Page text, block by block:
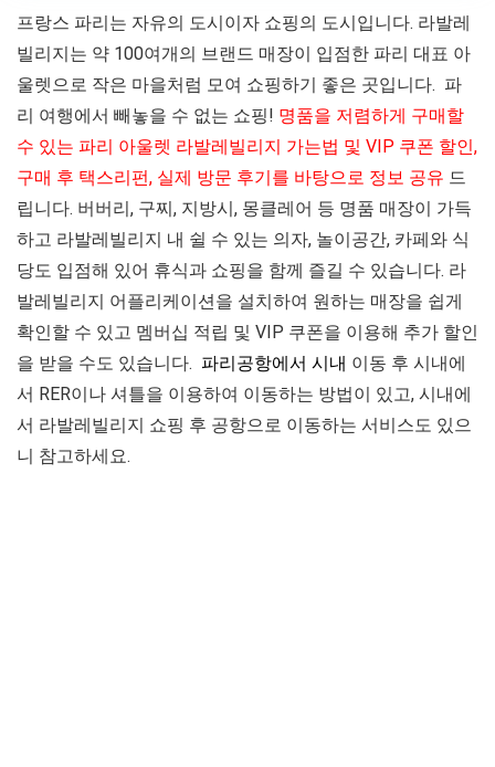
프랑스 파리는 자유의 도시이자 쇼핑의 도시입니다. 라발레
빌리지는 약 100여개의 브랜드 매장이 입점한 파리 대표 아
울렛으로 작은 마을처럼 모여 쇼핑하기 좋은 곳입니다. 파
리 여행에서 빼놓을 수 없는 쇼핑! 명품을 저렴하게 구매할
수 있는 파리 아울렛 라발레빌리지 가는법 및 VIP 쿠폰 할인,
구매 후 택스리펀, 실제 방문 후기를 바탕으로 정보 공유 드
립니다. 버버리, 구찌, 지방시, 몽클레어 등 명품 매장이 가득
하고 라발레빌리지 내 쉴 수 있는 의자, 놀이공간, 카페와 식
당도 입점해 있어 휴식과 쇼핑을 함께 즐길 수 있습니다. 라
발레빌리지 어플리케이션을 설치하여 원하는 매장을 쉽게
확인할 수 있고 멤버십 적립 및 VIP 쿠폰을 이용해 추가 할인
을 받을 수도 있습니다. 파리공항에서 시내 이동 후 시내에
서 RER이나 셔틀을 이용하여 이동하는 방법이 있고, 시내에
서 라발레빌리지 쇼핑 후 공항으로 이동하는 서비스도 있으
니 참고하세요.